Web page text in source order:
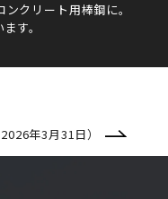
クリート用棒鋼に。
す。
年3月31日）